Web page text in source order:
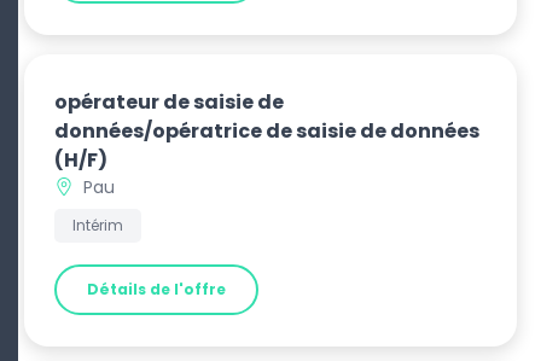
opérateur de saisie de
données/opératrice de saisie de données
(H/F)
Pau
Intérim
Détails de l'offre